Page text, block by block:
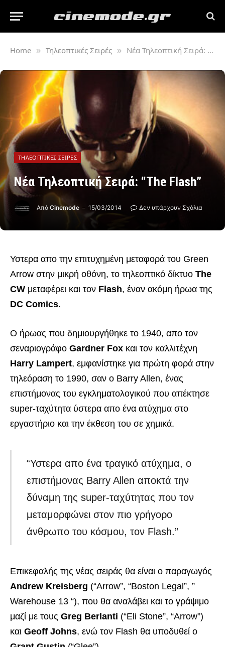
Home » Τηλεοπτικές Σειρές » Νέα Τηλεοπτική Σειρά: “The Flash”
ΤΗΛΕΟΠΤΙΚΈΣ ΣΕΙΡΈΣ
Νέα Τηλεοπτική Σειρά: “The Flash”
Από Cinemode 15/03/2014 Δεν υπάρχουν Σχόλια
Υστερα απο την επιτυχημένη μεταφορά του Green
Arrow στην μικρή οθόνη, το τηλεοπτικό δίκτυο The
CW μεταφέρει και τον Flash, έναν ακόμη ήρωα της
DC Comics.
Ο ήρωας που δημιουργήθηκε το 1940, απο τον
σεναριογράφο Gardner Fox και τον καλλιτέχνη
Harry Lampert, εμφανίστηκε για πρώτη φορά στην
τηλεόραση το 1990, σαν ο Barry Allen, ένας
επιστήμονας του εγκληματολογικού που απέκτησε
super-ταχύτητα ύστερα απο ένα ατύχημα στο
εργαστήριο και την έκθεση του σε χημικά.
“Υστερα απο ένα τραγικό ατύχημα, ο
επιστήμονας Barry Allen αποκτά την
δύναμη της super-ταχύτητας που τον
μεταμορφώνει στον πιο γρήγορο
άνθρωπο του κόσμου, τον Flash.”
Επικεφαλής της νέας σειράς θα είναι ο παραγωγός
Andrew Kreisberg (“Arrow”, “Boston Legal”, ”
Warehouse 13 “), που θα αναλάβει και το γράψιμο
μαζί με τους Greg Berlanti (“Eli Stone”, “Arrow”)
και Geoff Johns, ενώ τον Flash θα υποδυθεί ο